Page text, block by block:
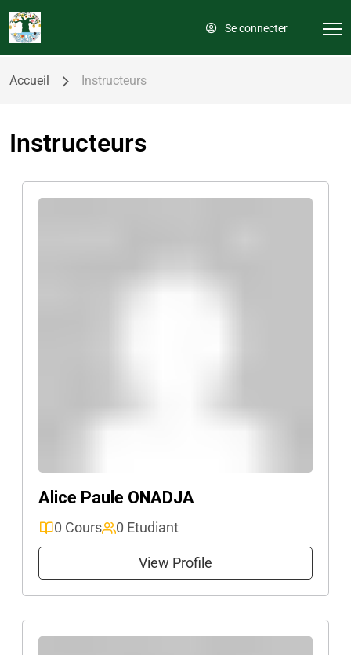
Se connecter
Accueil Instructeurs
Instructeurs
Alice Paule ONADJA
0 Cours 0 Etudiant
View Profile